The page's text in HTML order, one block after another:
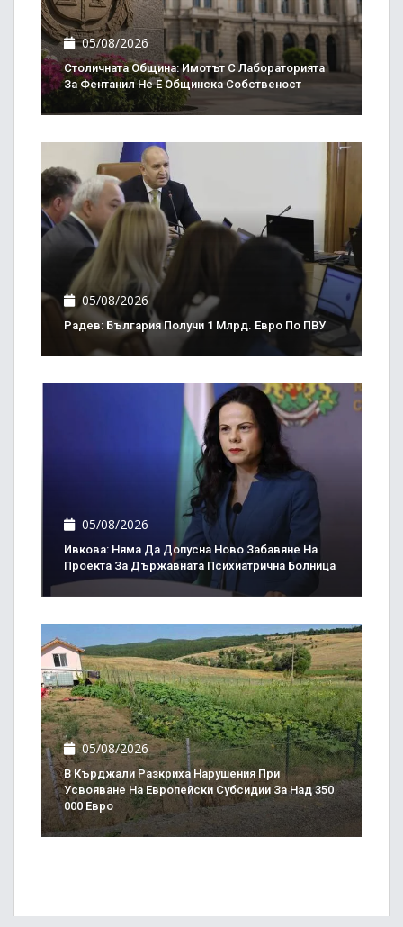
05/08/2026
Столичната Община: Имотът С Лабораторията
За Фентанил Не Е Общинска Собственост
05/08/2026
Радев: България Получи 1 Млрд. Евро По ПВУ
05/08/2026
Ивкова: Няма Да Допусна Ново Забавяне На
Проекта За Държавната Психиатрична Болница
05/08/2026
В Кърджали Разкриха Нарушения При
Усвояване На Европейски Субсидии За Над 350
000 Евро